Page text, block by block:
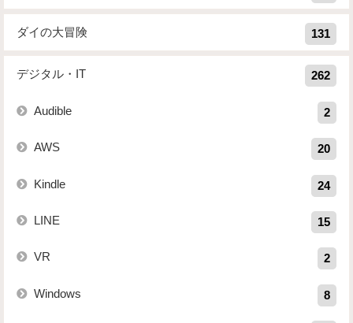
ダイの大冒険 131
デジタル・IT 262
Audible 2
AWS 20
Kindle 24
LINE 15
VR 2
Windows 8